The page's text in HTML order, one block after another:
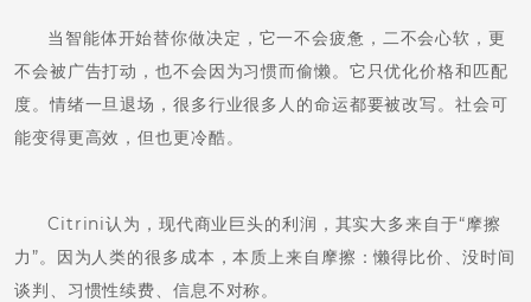
当智能体开始替你做决定，它一不会疲惫，二不会心软，更
不会被广告打动，也不会因为习惯而偷懒。它只优化价格和匹配
度。情绪一旦退场，很多行业很多人的命运都要被改写。社会可
能变得更高效，但也更冷酷。
Citrini认为，现代商业巨头的利润，其实大多来自于“摩擦
力”。因为人类的很多成本，本质上来自摩擦：懒得比价、没时间
谈判、习惯性续费、信息不对称。